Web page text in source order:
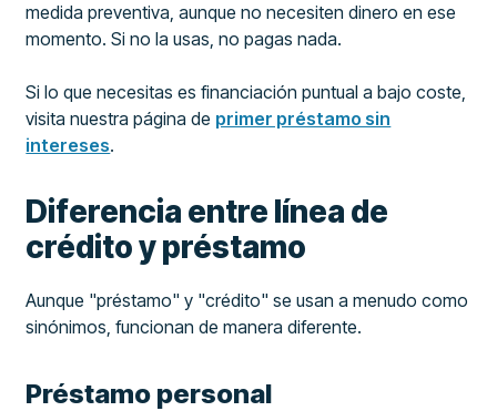
medida preventiva, aunque no necesiten dinero en ese
momento. Si no la usas, no pagas nada.
Si lo que necesitas es financiación puntual a bajo coste,
visita nuestra página de primer préstamo sin
intereses.
Diferencia entre línea de
crédito y préstamo
Aunque "préstamo" y "crédito" se usan a menudo como
sinónimos, funcionan de manera diferente.
Préstamo personal